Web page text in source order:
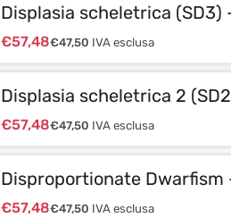
Displasia scheletrica (SD3)
€57,48€47,50 IVA esclusa
Displasia scheletrica 2
€57,48€47,50 IVA esclusa
Disproportionate Dwarfism
€57,48€47,50 IVA esclusa